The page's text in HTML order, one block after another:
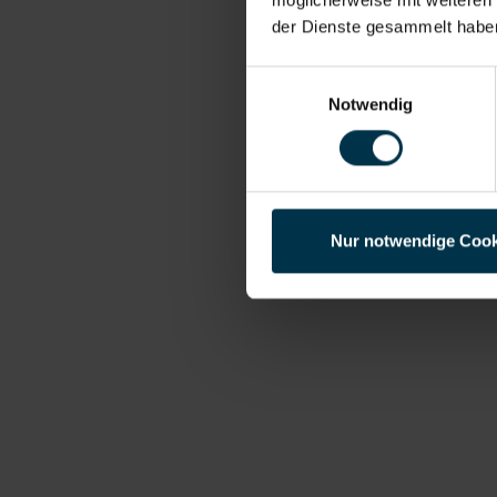
der Dienste gesammelt
Notwendig
Nur notwendige